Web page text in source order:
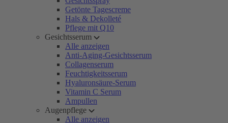
Getönte Tagescreme
Hals & Dekolleté
Pflege mit Q10
Gesichtsserum
Alle anzeigen
Anti-Aging-Gesichtsserum
Collagenserum
Feuchtigkeitsserum
Hyaluronsäure-Serum
Vitamin C Serum
Ampullen
Augenpflege
Alle anzeigen